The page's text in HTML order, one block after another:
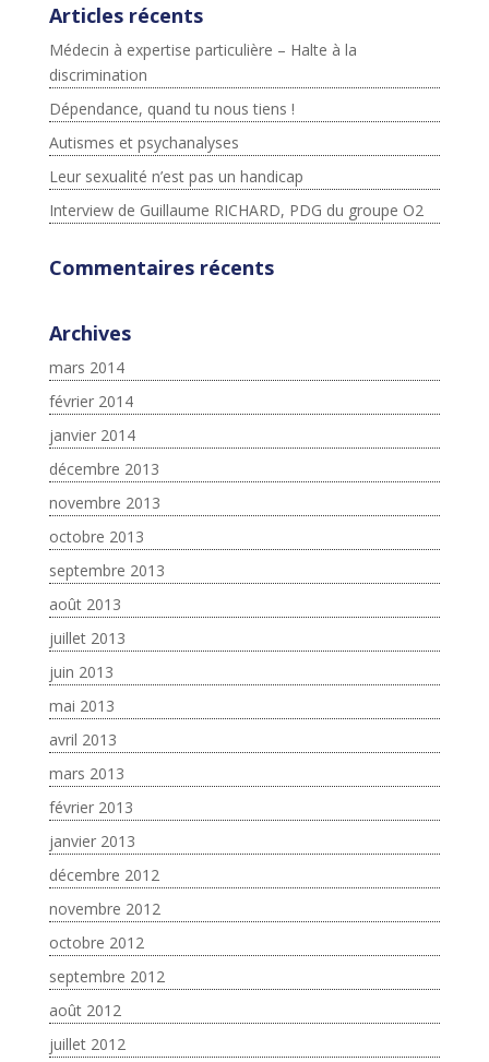
Articles récents
Médecin à expertise particulière – Halte à la
discrimination
Dépendance, quand tu nous tiens !
Autismes et psychanalyses
Leur sexualité n’est pas un handicap
Interview de Guillaume RICHARD, PDG du groupe O2
Commentaires récents
Archives
mars 2014
février 2014
janvier 2014
décembre 2013
novembre 2013
octobre 2013
septembre 2013
août 2013
juillet 2013
juin 2013
mai 2013
avril 2013
mars 2013
février 2013
janvier 2013
décembre 2012
novembre 2012
octobre 2012
septembre 2012
août 2012
juillet 2012